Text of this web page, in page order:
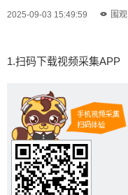
2025-09-03 15:49:59 围观
1.扫码下载视频采集APP